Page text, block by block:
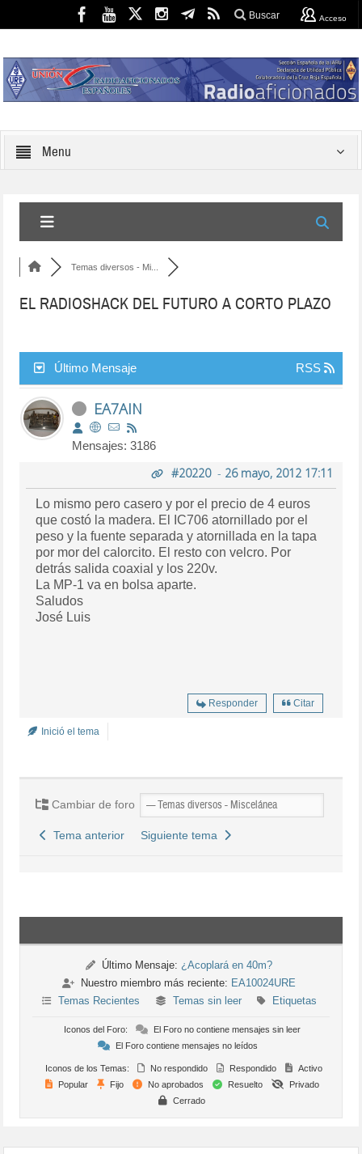
Buscar Acceso
Menu
Temas diversos - Mi...
EL RADIOSHACK DEL FUTURO A CORTO PLAZO
Último Mensaje RSS
EA7AIN
Mensajes: 3186
#20220- 26 mayo, 2012 17:11
Lo mismo pero casero y por el precio de 4 euros
que costó la madera. El IC706 atornillado por el
peso y la fuente separada y atornillada en la tapa
por mor del calorcito. El resto con velcro. Por
detrás salida coaxial y los 220v.
La MP-1 va en bolsa aparte.
Saludos
José Luis
Responder Citar
Inició el tema
Cambiar de foro
Tema anterior Siguiente tema
Último Mensaje: ¿Acoplará en 40m?
Nuestro miembro más reciente: EA10024URE
Temas Recientes
Temas sin leer Etiquetas
Iconos del Foro:
El Foro no contiene mensajes sin leer
El Foro contiene mensajes no leídos
Iconos de los Temas: No respondido Respondido
Activo
Popular
Fijo No aprobados Resuelto
Privado
Cerrado